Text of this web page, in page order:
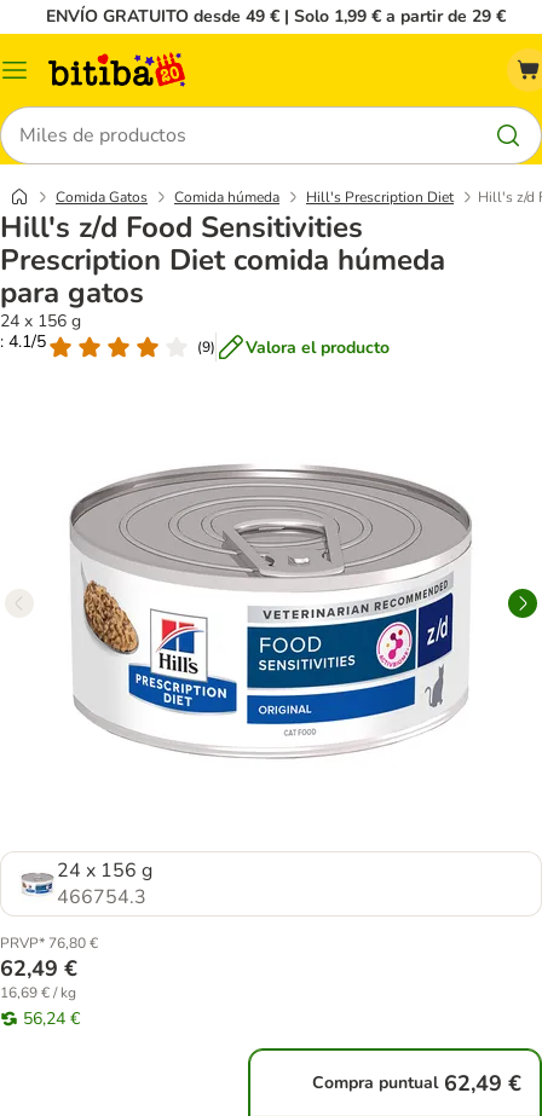
ENVÍO GRATUITO desde 49 € | Solo 1,99 € a partir de 29 €
Menú
Buscar
Comida Gatos Comida húmeda Hill's Prescription Diet Hill's z/d
Hill's z/d Food Sensitivities
Prescription Diet comida húmeda
para gatos
24 x 156 g
: 4.1/5
(9) Valora el producto
24 x 156 g
466754.3
PRVP* 76,80 €
62,49 €
16,69 € / kg
56,24 €
Compra puntual 62,49 €